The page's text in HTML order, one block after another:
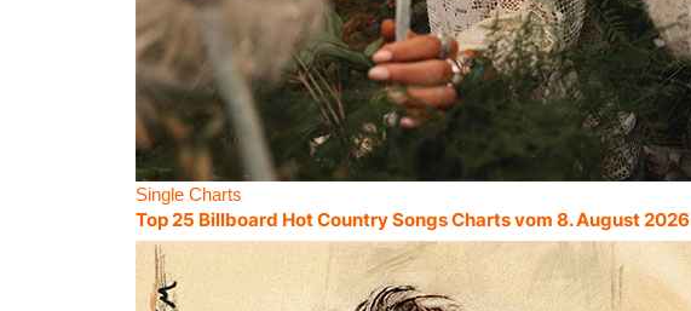
Single Charts
Top 25 Billboard Hot Country Songs Charts vom 8. August 2026